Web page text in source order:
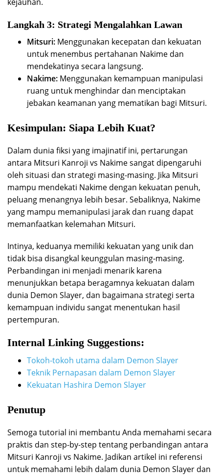
Langkah 3: Strategi Mengalahkan Lawan
Mitsuri: Menggunakan kecepatan dan kekuatan
untuk menembus pertahanan Nakime dan
mendekatinya secara langsung.
Nakime: Menggunakan kemampuan manipulasi
ruang untuk menghindar dan menciptakan
jebakan keamanan yang mematikan bagi Mitsuri.
Kesimpulan: Siapa Lebih Kuat?
Dalam dunia fiksi yang imajinatif ini, pertarungan
antara Mitsuri Kanroji vs Nakime sangat dipengaruhi
oleh situasi dan strategi masing-masing. Jika Mitsuri
mampu mendekati Nakime dengan kekuatan penuh,
peluang menangnya lebih besar. Sebaliknya, Nakime
yang mampu memanipulasi jarak dan ruang dapat
memanfaatkan kelemahan Mitsuri.
Intinya, keduanya memiliki kekuatan yang unik dan
tidak bisa disangkal keunggulan masing-masing.
Perbandingan ini menjadi menarik karena
menunjukkan betapa beragamnya kekuatan dalam
dunia Demon Slayer, dan bagaimana strategi serta
kemampuan individu sangat menentukan hasil
pertempuran.
Internal Linking Suggestions:
Tokoh-tokoh utama dalam Demon Slayer
Teknik Pernapasan dalam Demon Slayer
Kekuatan Hashira Demon Slayer
Penutup
Semoga tutorial ini membantu Anda memahami secara
praktis dan step-by-step tentang perbandingan antara
Mitsuri Kanroji vs Nakime. Jadikan artikel ini referensi
untuk memahami lebih dalam dunia Demon Slayer dan